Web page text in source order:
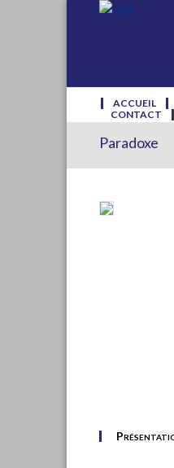
ACCUEIL
CONTACT
Paradoxe